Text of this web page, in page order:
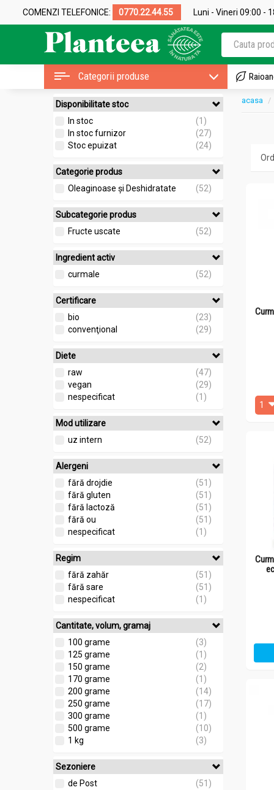
COMENZI TELEFONICE: 0770.22.44.55 Luni - Vineri 09:00 -
Categorii produse
Disponibilitate stoc
In stoc
(1)
In stoc furnizor
(27)
Stoc epuizat
(24)
Categorie produs
Oleaginoase și Deshidratate
(52)
Subcategorie produs
Fructe uscate
(52)
Ingredient activ
curmale
(52)
Certificare
bio
(23)
convenţional
(29)
Diete
raw
(47)
vegan
(29)
nespecificat
(1)
Mod utilizare
uz intern
(52)
Alergeni
fără drojdie
(51)
fără gluten
(51)
fără lactoză
(51)
fără ou
(51)
nespecificat
(1)
Regim
fără zahăr
(51)
fără sare
(51)
nespecificat
(1)
Cantitate, volum, gramaj
100 grame
(3)
125 grame
(1)
150 grame
(2)
170 grame
(1)
200 grame
(14)
250 grame
(17)
300 grame
(1)
500 grame
(10)
1 kg
(3)
Sezoniere
de Post
(51)
acasa